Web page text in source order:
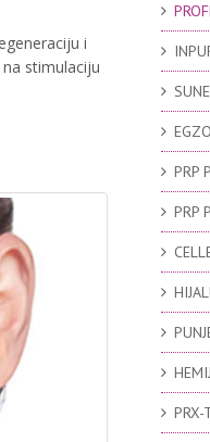
i
stimulaciju
PRP
PRP
PRX-